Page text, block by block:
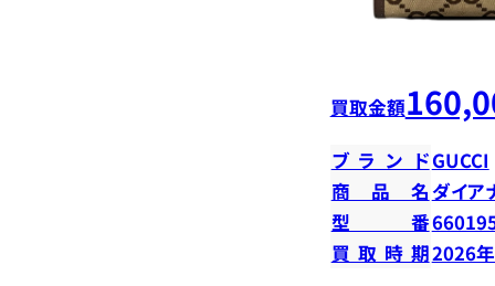
買取金額
ブランドGUCCI
商品名ダイア
型番
買取時期2026